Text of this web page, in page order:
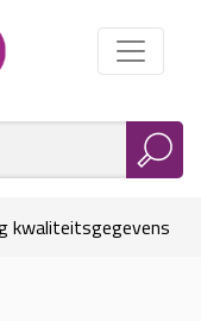
kwaliteitsgegevens